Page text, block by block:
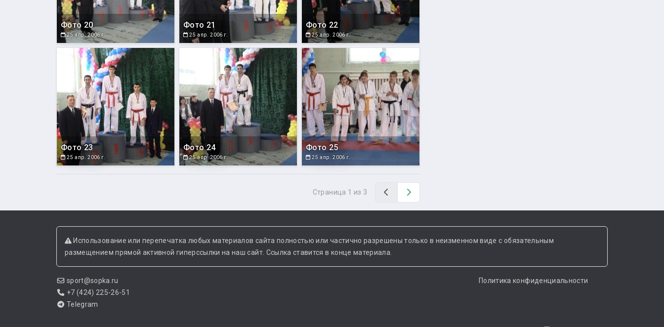
Фото 20
25 апр. 2006 г.
Фото 21
25 апр. 2006 г.
Фото 22
25 апр. 2006 г.
Фото 23
25 апр. 2006 г.
Фото 24
25 апр. 2006 г.
Фото 25
25 апр. 2006 г.
Страница 1 из 3 Назад
Использование или перепечатка любых материалов сайта полностью или частично разрешены только в неизменном виде с обязательным
размещением прямой активной гиперссылки на наш сайт. Ссылка ставится в конце материала.
sport@sopka.ru
+7 (424) 225-26-51
Telegram
Политика конфиденциальности